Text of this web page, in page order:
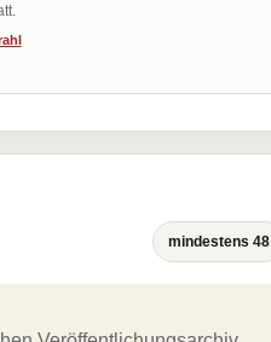
mindestens 48